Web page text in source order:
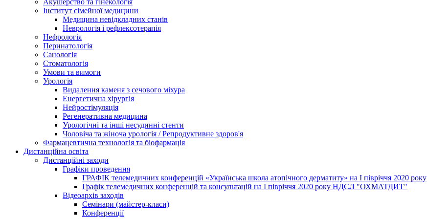
Акушерство та гінекологія
Інститут сімейної медицини
Медицина невідкладних станів
Неврологія і рефлексотерапія
Нефрологія
Перинатологія
Санологія
Стоматологія
Умови та вимоги
Урологія
Видалення каменя з сечового міхура
Енергетична хірургія
Нейростімуляція
Регенеративна медицина
Урологічні та інші несудинні стенти
Чоловіча та жіноча урологія / Репродуктивне здоров'я
Фармацевтична технологія та біофармація
Дистанційна освіта
Дистанційні заходи
Графіки проведення
ГРАФІК телемедичних конференцій «Українська школа атопічного дерматиту» на І півріччя 2020 року
Графік телемедичних конференцій та консультацій на І півріччя 2020 року НДСЛ "ОХМАТДИТ"
Відеоархів заходів
Семінари (майстер-класи)
Конференції